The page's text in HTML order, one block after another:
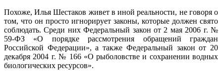
Похоже, Илья Шестаков живет в иной реальности, не говоря о
том, что он просто игнорирует законы, которые должен свято
соблюдать. Среди них Федеральный закон от 2 мая 2006 г. №
59-ФЗ «О порядке рассмотрения обращений граждан
Российской Федерации», а также Федеральный закон от 20
декабря 2004 г. № 166 «О рыболовстве и сохранении водных
биологических ресурсов».